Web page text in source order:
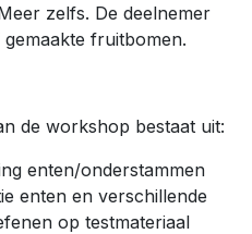
zelfs. De deelnemer
fruitbomen.
de workshop bestaat uit:
enten/onderstammen
enten en verschillende
op testmateriaal